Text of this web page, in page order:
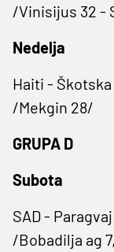
/Vinisijus 32 -
Nedelja
Haiti - Škotska
/Mekgin 28/
GRUPA D
Subota
SAD -
/Bobadilja ag